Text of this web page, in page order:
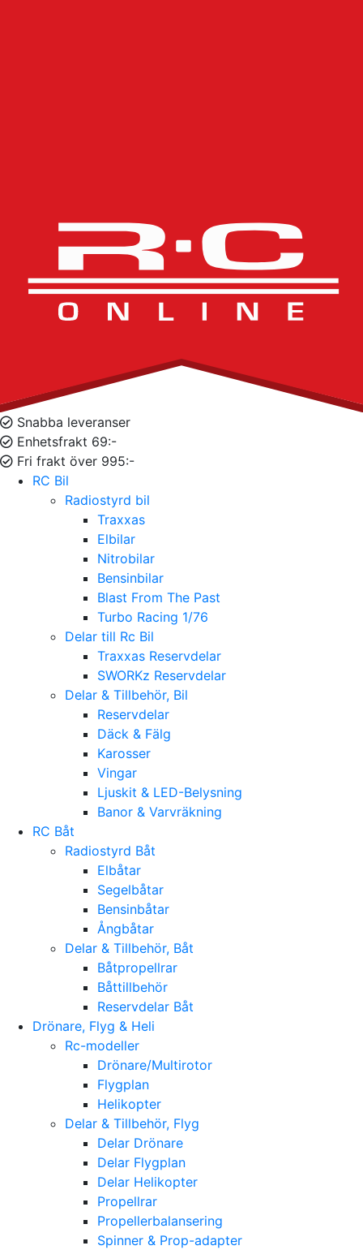
Snabba leveranser
Enhetsfrakt 69:-
Fri frakt över 995:-
RC Bil
Radiostyrd bil
Traxxas
Elbilar
Nitrobilar
Bensinbilar
Blast From The Past
Turbo Racing 1/76
Delar till Rc Bil
Traxxas Reservdelar
SWORKz Reservdelar
Delar & Tillbehör, Bil
Reservdelar
Däck & Fälg
Karosser
Vingar
Ljuskit & LED-Belysning
Banor & Varvräkning
RC Båt
Radiostyrd Båt
Elbåtar
Segelbåtar
Bensinbåtar
Ångbåtar
Delar & Tillbehör, Båt
Båtpropellrar
Båttillbehör
Reservdelar Båt
Drönare, Flyg & Heli
Rc-modeller
Drönare/Multirotor
Flygplan
Helikopter
Delar & Tillbehör, Flyg
Delar Drönare
Delar Flygplan
Delar Helikopter
Propellrar
Propellerbalansering
Spinner & Prop-adapter